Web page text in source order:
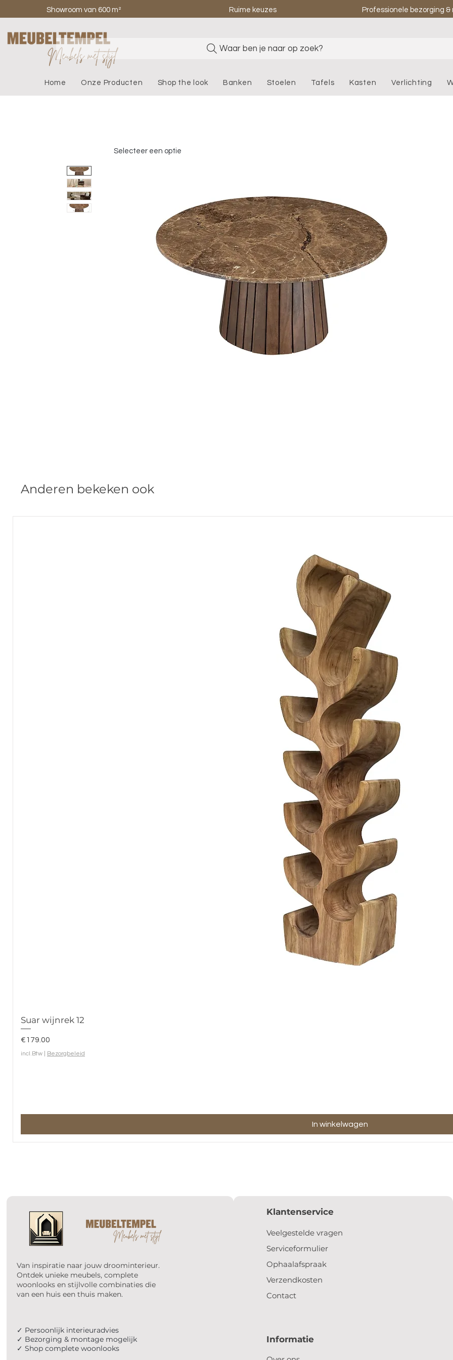
Showroom van 600 m² Ruime keuzes Professionele bezorging
Waar ben je naar op zoek?
Home Onze Producten Shop the look Banken Stoelen Tafels Kasten Verlichting
Selecteer een optie
Anderen bekeken ook
Suar wijnrek 12
Prijs
€179.00
incl.Btw Bezorgbeleid
In winkelwagen
Van inspiratie naar jouw droominterieur.
Ontdek unieke meubels, complete
woonlooks en stijlvolle combinaties die
van een huis een thuis maken.
✓ Persoonlijk interieuradvies
✓ Bezorging & montage mogelijk
✓ Shop complete woonlooks
Klantenservice
Veelgestelde vragen
Serviceformulier
Ophaalafspraak
Verzendkosten
Contact
Informatie